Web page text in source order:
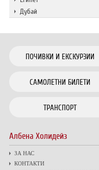
Дубай
ПОЧИВКИ И ЕКСКУРЗИИ
САМОЛЕТНИ БИЛЕТИ
ТРАНСПОРТ
Албена Холидейз
ЗА НАС
КОНТАКТИ